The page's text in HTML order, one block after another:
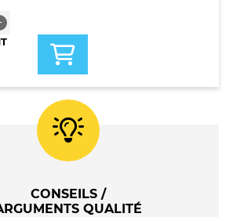
CONSEILS /
QUALITÉ